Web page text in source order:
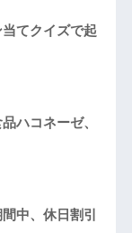
てクイズで起
ハコネーゼ、
中、休日割引